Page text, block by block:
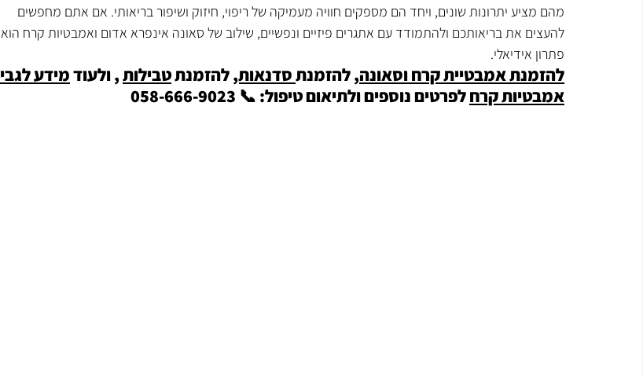
מהם מציע יתרונות שונים, ויחד הם מספקים חוויה מעמיקה של ריפוי, חיזוק ושיפור בריאותי. אם אתם מחפשים
להעצים את בריאותכם ולהתמודד עם אתגרים פיזיים ונפשיים, שילוב של סאונה אינפרא אדום ואמבטיות קרח הוא
פתרון אידיאלי.
להזמנת אמבטיית קרח וסאונה, להזמנת סדנאות, להזמנת טבילות , ולעוד מידע לגבי
אמבטיות קרח לפרטים נוספים ולתיאום טיפול: 📞 058-666-9023